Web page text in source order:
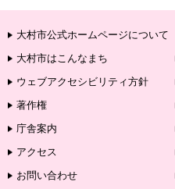
大村市公式ホームページについて
大村市はこんなまち
ウェブアクセシビリティ方針
著作権
庁舎案内
アクセス
お問い合わせ